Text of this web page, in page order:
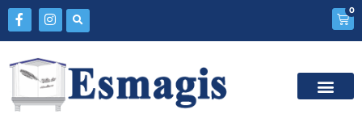
0